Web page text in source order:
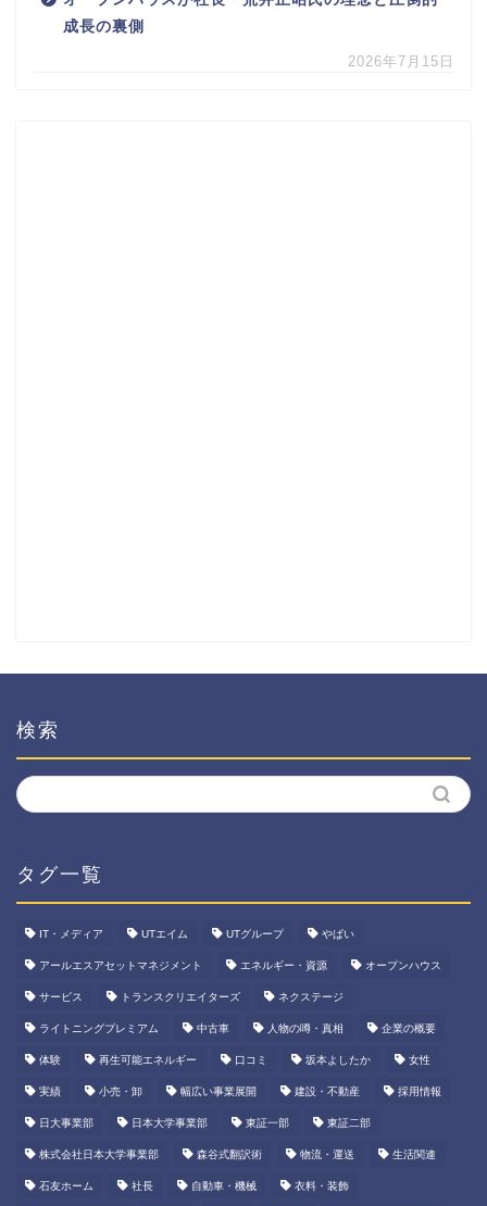
成長の裏側
2026年7月15日
検索
タグ一覧
IT・メディア UTエイム UTグループ やばい
アールエスアセットマネジメント エネルギー・資源 オープンハウス
サービス トランスクリエイターズ ネクステージ
ライトニングプレミアム 中古車 人物の噂・真相 企業の概要
体験 再生可能エネルギー 口コミ 坂本よしたか 女性
実績 小売・卸 幅広い事業展開 建設・不動産 採用情報
日大事業部 日本大学事業部 東証一部 東証二部
株式会社日本大学事業部 森谷式翻訳術 物流・運送 生活関連
石友ホーム 社長 自動車・機械 衣料・装飾